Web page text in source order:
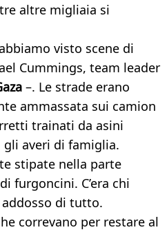
altre migliaia si
visto scene di
Cummings, team leader
–. Le strade erano
ammassata sui camion
trainati da asini
gli averi di famiglia.
stipate nella parte
furgoncini. C’era chi
di tutto.
correvano per restare al